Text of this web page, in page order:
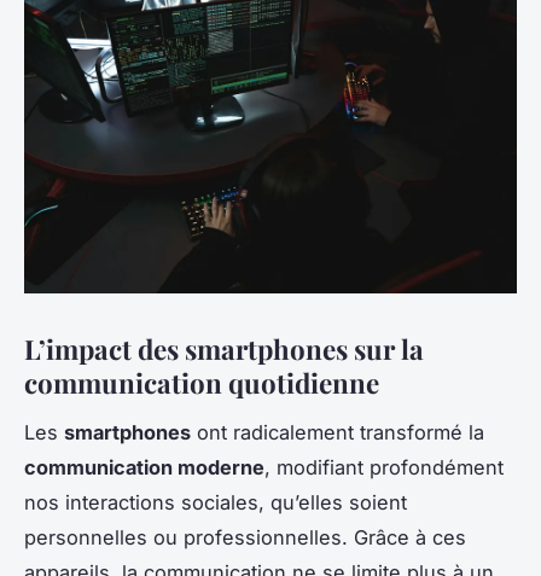
L’impact des smartphones sur la
communication quotidienne
Les smartphones ont radicalement transformé la
communication moderne, modifiant profondément
nos interactions sociales, qu’elles soient
personnelles ou professionnelles. Grâce à ces